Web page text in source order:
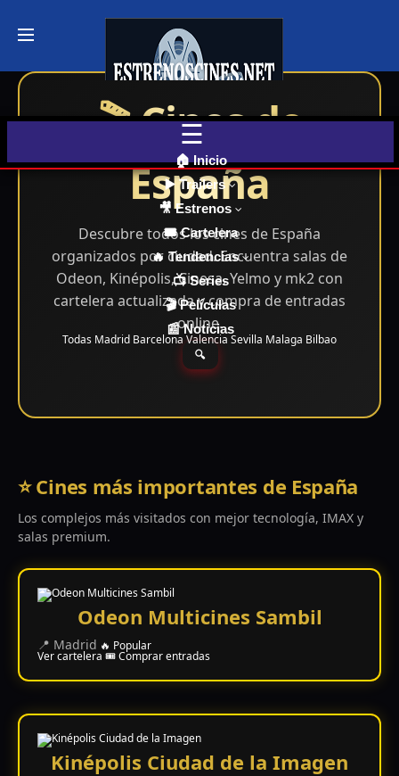
Últimos
AHORA
en Cines
Últimos
📺 VER
SERIES
Y
PLATAFORMAS
Streaming
Plataformas
Streaming
🏠 Inicio
▶️ Trailers
🎥 Estrenos
🎟️ Cartelera
🔥 Tendencias
📺 Series
🎬 Películas
📰 Noticias
🔍
🎬 Cines de
España
Descubre todos los cines de España
organizados por ciudad. Encuentra salas de
Odeon, Kinépolis, Cinesa, Yelmo y mk2 con
cartelera actualizada y compra de entradas
online.
Todas Madrid Barcelona Valencia Sevilla Malaga Bilbao
⭐ Cines más importantes de España
Los complejos más visitados con mejor tecnología, IMAX y
salas premium.
Odeon Multicines Sambil
📍 Madrid 🔥 Popular
Ver cartelera 🎟️ Comprar entradas
Kinépolis Ciudad de la Imagen